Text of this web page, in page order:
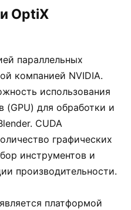
OptiX
параллельных
компанией NVIDIA.
использования
(GPU) для обработки и
CUDA
графических
инструментов и
производительности.
платформой